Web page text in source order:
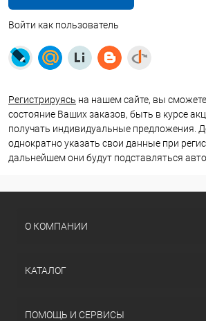
Войти как пользователь
Регистрируясь на нашем сайте, вы
состояние Ваших заказов, быть в курсе
получать индивидуальные предложения.
однократно указать свои данные при
дальнейшем они будут подставляться
О КОМПАНИИ
КАТАЛОГ
ПОМОЩЬ И СЕРВИСЫ